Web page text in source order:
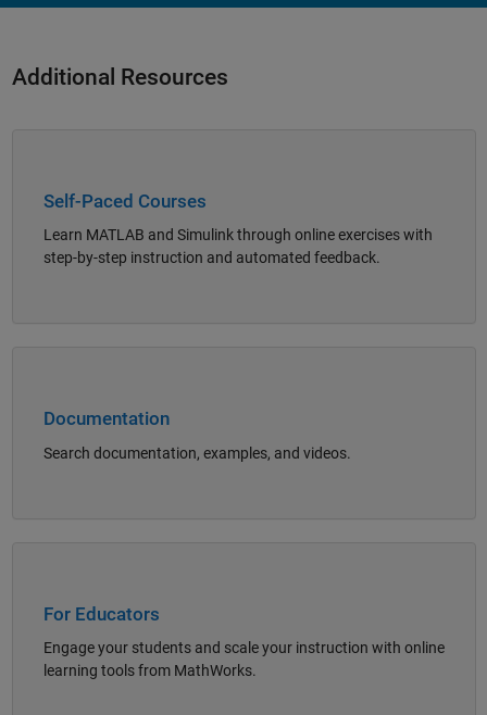
Additional Resources
Self-Paced Courses
Learn MATLAB and Simulink through online exercises with
step-by-step instruction and automated feedback.
Documentation
Search documentation, examples, and videos.
For Educators
Engage your students and scale your instruction with online
learning tools from MathWorks.